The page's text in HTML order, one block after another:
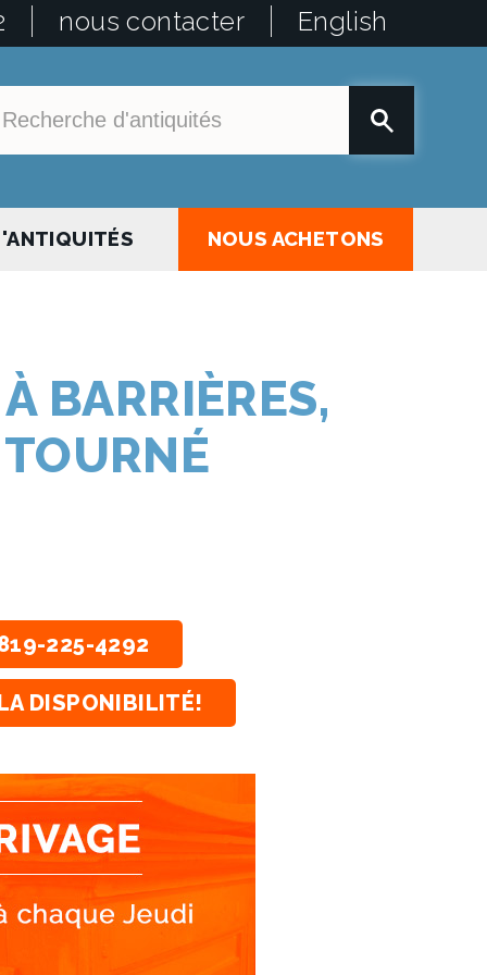
nous contacter English
NOUS ACHETONS
BARRIÈRES,
225-4292
DISPONIBILITÉ!